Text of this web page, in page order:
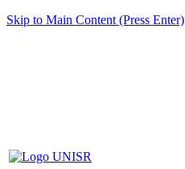
Skip to Main Content (Press Enter)